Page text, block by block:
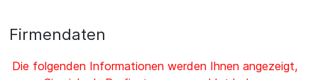
Firmendaten
Die folgenden Informationen werden Ihnen angezeigt,